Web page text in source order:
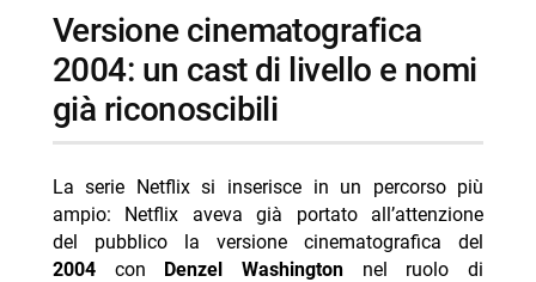
versione cinematografica
2004: un cast di livello e nomi
già riconoscibili
La serie Netflix si inserisce in un percorso più
ampio: Netflix aveva già portato all’attenzione
del pubblico la versione cinematografica del
2004con Denzel Washington nel ruolo di